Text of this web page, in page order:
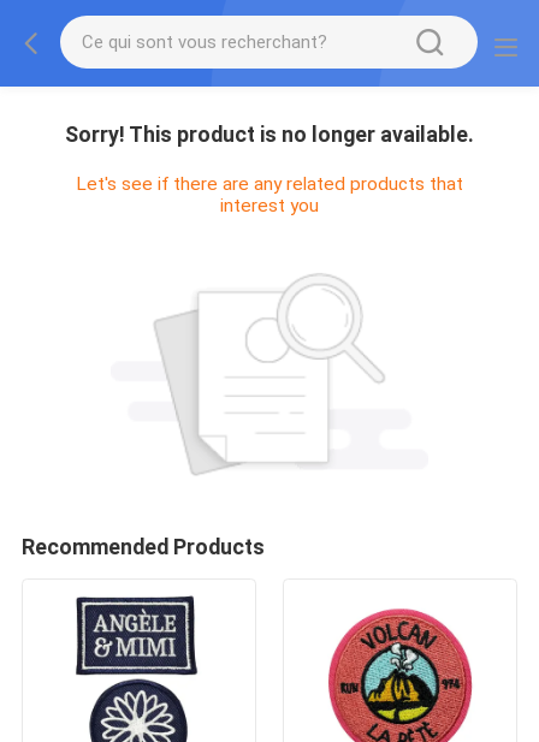
Sorry! This product is no longer available.
Let's see if there are any related products that
interest you
Recommended Products